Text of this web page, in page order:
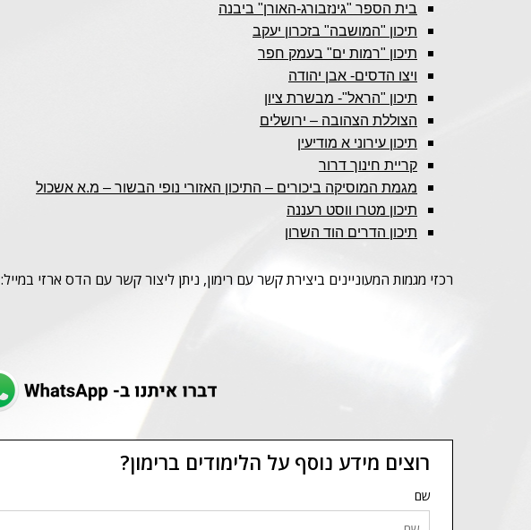
בית הספר "גינזבורג-האורן" ביבנה
תיכון "המושבה" בזכרון יעקב
תיכון "רמות ים" בעמק חפר
ויצו הדסים- אבן יהודה
תיכון "הראל"- מבשרת ציון
הצוללת הצהובה – ירושלים
תיכון עירוני א מודיעין
קריית חינוך דרור
מגמת המוסיקה ביכורים – התיכון האזורי נופי הבשור – מ.א אשכול
תיכון מטרו ווסט רעננה
תיכון הדרים הוד השרון
רכזי מגמות המעוניינים ביצירת קשר עם רימון, ניתן ליצור קשר עם הדס ארזי במייל: hadas.arazi@rimonschool.co.il
רוצים מידע נוסף על הלימודים ברימון?
שם